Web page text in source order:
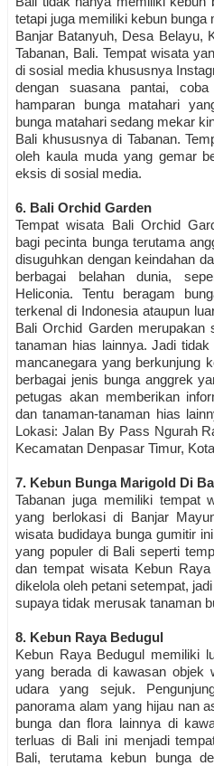
tetapi juga memiliki kebun bunga
Banjar Batanyuh, Desa Belayu,
Tabanan, Bali. Tempat wisata
di sosial media khususnya
dengan suasana pantai,
hamparan bunga matahari
bunga matahari sedang mekar
Bali khususnya di Tabanan.
oleh kaula muda yang gemar
eksis di sosial media.
6. Bali Orchid Garden
Tempat wisata Bali Orchid
bagi pecinta bunga terutama
disuguhkan dengan keindahan
berbagai belahan dunia,
Heliconia. Tentu beragam
terkenal di Indonesia ataupun
Bali Orchid Garden merupakan
tanaman hias lainnya. Jadi
mancanegara yang berkunjung
berbagai jenis bunga anggrek
petugas akan memberikan
dan tanaman-tanaman hias
Lokasi: Jalan By Pass Ngurah
Kecamatan Denpasar Timur,
7. Kebun Bunga Marigold Di
Tabanan juga memiliki tempat
yang berlokasi di Banjar
wisata budidaya bunga gumitir
yang populer di Bali seperti
dan tempat wisata Kebun
dikelola oleh petani setempat,
supaya tidak merusak tanaman
8. Kebun Raya Bedugul
Kebun Raya Bedugul memiliki
yang berada di kawasan objek
udara yang sejuk.
panorama alam yang hijau nan
bunga dan flora lainnya di
terluas di Bali ini menjadi
Bali, terutama kebun bunga